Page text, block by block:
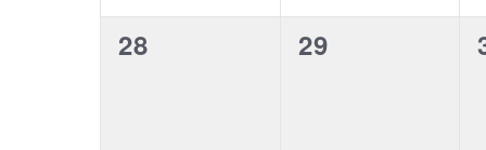
0
28
0
29